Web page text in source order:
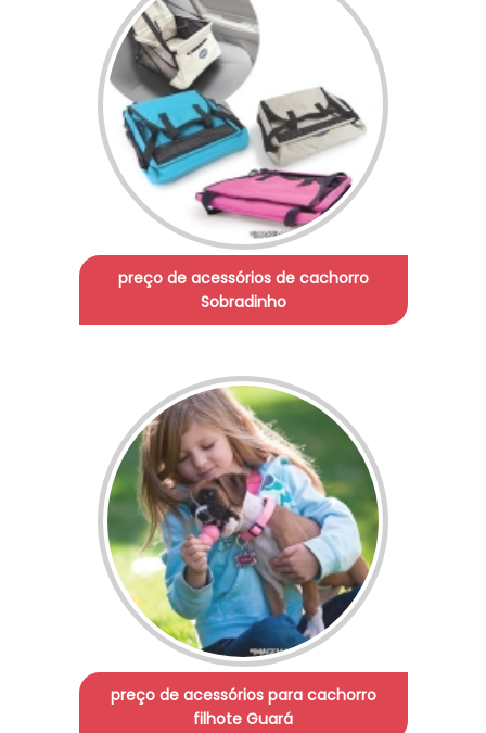
preço de acessórios de cachorro
Sobradinho
preço de acessórios para cachorro
filhote Guará